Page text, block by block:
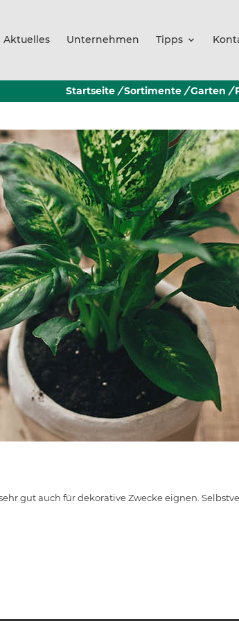
Aktuelles Unternehmen Tipps
Startseite / Sortimente / Garten /
gut auch für dekorative Zwecke eignen.